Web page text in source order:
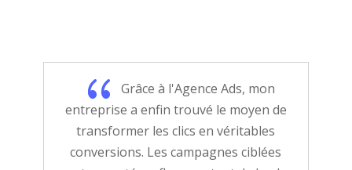
{
Grâce à l'Agence Ads, mon
entreprise a enfin trouvé le moyen de
transformer les clics en véritables
conversions. Les campagnes ciblées